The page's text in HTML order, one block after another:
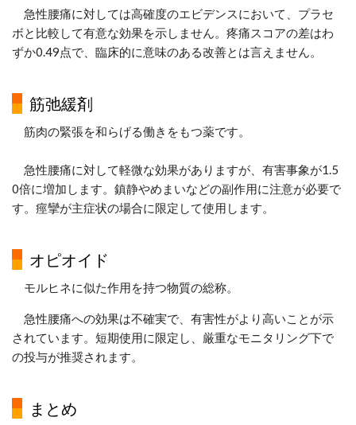
急性腰痛に対しては高確度のエビデンスにおいて、プラセ
ボと比較して有意な効果を示しません。疼痛スコアの差はわ
ずか0.49点で、臨床的に意味のある改善とは言えません。
筋弛緩剤
筋肉の緊張を和らげる働きをもつ薬です。
急性腰痛に対して軽微な効果がありますが、有害事象が1.5
0倍に増加します。鎮静やめまいなどの副作用に注意が必要で
す。痙攣が主症状の場合に限定して使用します。
オピオイド
モルヒネに似た作用を持つ物質の総称。
急性腰痛への効果は不確実で、有害性がより高いことが示
されています。短期使用に限定し、厳重なモニタリング下で
の投与が推奨されます。
まとめ